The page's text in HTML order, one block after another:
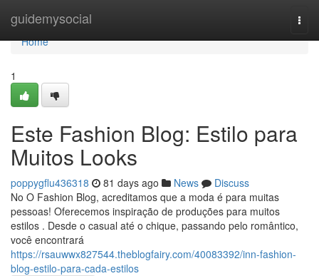
guidemysocial
Home
Home
1
Este Fashion Blog: Estilo para
Muitos Looks
poppygflu436318 81 days ago News
Discuss
No O Fashion Blog, acreditamos que a moda é para muitas
pessoas! Oferecemos inspiração de produções para muitos
estilos . Desde o casual até o chique, passando pelo romântico,
você encontrará
https://rsauwwx827544.theblogfairy.com/40083392/inn-fashion-
blog-estilo-para-cada-estilos